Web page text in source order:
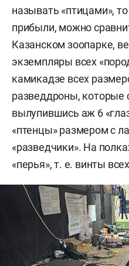
называть «птицами»,
прибыли, можно
Казанском зоопарке,
экземпляры всех
камикадзе всех
разведдроны, которые
вылупившись аж 6
«птенцы» размером с
«разведчики». На
«перья», т. е. винты